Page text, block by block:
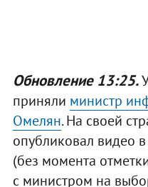
Обновление 13:25.
приняли министр
Омелян. На своей
опубликовал видео
(без момента
с министром на